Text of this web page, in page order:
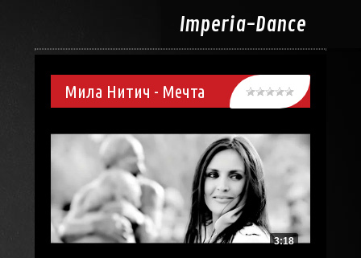
Imperia-Dance
Мила Нитич - Мечта
3:18